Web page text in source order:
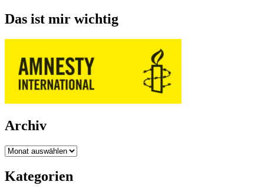
Das ist mir wichtig
Archiv
Archiv
Kategorien